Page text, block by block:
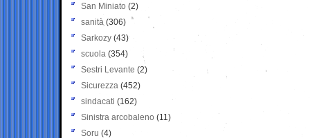
San Miniato (2)
sanità (306)
Sarkozy (43)
scuola (354)
Sestri Levante (2)
Sicurezza (452)
sindacati (162)
Sinistra arcobaleno (11)
Soru (4)